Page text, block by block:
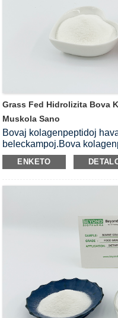
Grass Fed Hidrolizita Bova
Muskola Sano
Bovaj kolagenpeptidoj
beleckampoj.Bova
ĉerpita el bovaj ostoj kaj
kiel glicino, prolino kaj
kaj facilan sorbadon de la
funkciojn, antaŭenigante
imunecon.Ĝi povas nutri
brila;plibonigi la kontraŭ-
artikan doloron;antaŭenigi
resaniĝon;forigi liberajn
defendan kapablon.
ENKETO